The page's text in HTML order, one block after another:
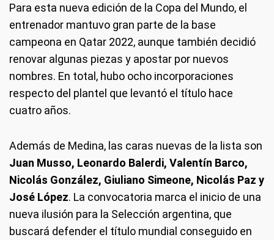
Para esta nueva edición de la Copa del Mundo, el
entrenador mantuvo gran parte de la base
campeona en Qatar 2022, aunque también decidió
renovar algunas piezas y apostar por nuevos
nombres. En total, hubo ocho incorporaciones
respecto del plantel que levantó el título hace
cuatro años.
Además de Medina, las caras nuevas de la lista son
Juan Musso, Leonardo Balerdi, Valentín Barco,
Nicolás González, Giuliano Simeone, Nicolás Paz y
José López. La convocatoria marca el inicio de una
nueva ilusión para la Selección argentina, que
buscará defender el título mundial conseguido en